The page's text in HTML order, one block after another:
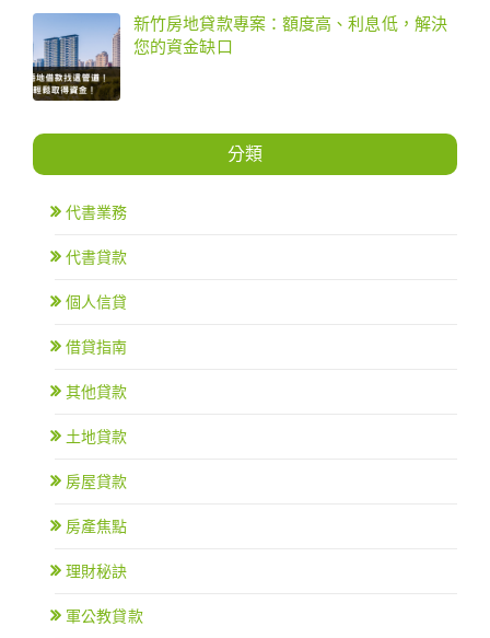
新竹房地貸款專案：額度高、利息低，解決
您的資金缺口
分類
代書業務
代書貸款
個人信貸
借貸指南
其他貸款
土地貸款
房屋貸款
房產焦點
理財秘訣
軍公教貸款